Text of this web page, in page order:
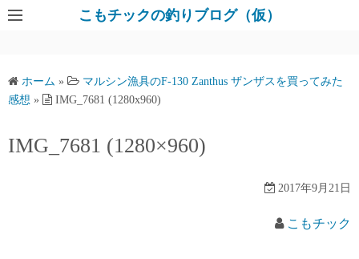
コ
ツ
キ
こもチックの釣りブログ（仮）
ホーム »
マルシン漁具のF-130 Zanthus ザンザスを買ってみた
感想 » IMG_7681 (1280x960)
IMG_7681 (1280×960)
2017年9月21日
こもチック